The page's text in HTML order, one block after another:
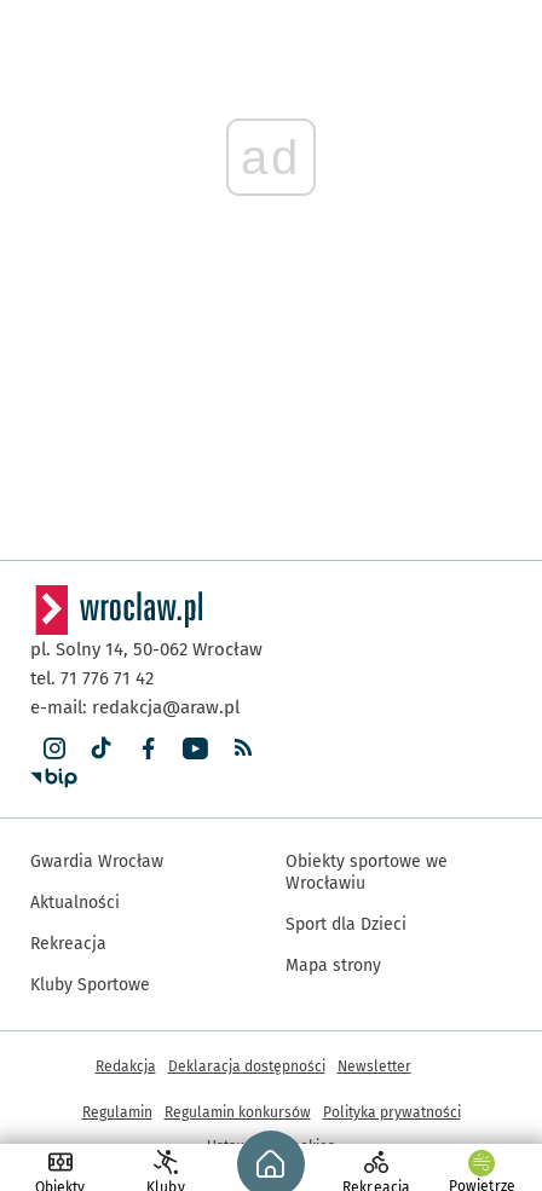
ad
Obiekty Kluby
Strona główna - wroclaw.pl
Rekreacja Powietrze
pl. Solny 14, 50-062 Wrocław
tel. 71 776 71 42
e-mail: redakcja@araw.pl
Gwardia Wrocław
Aktualności
Rekreacja
Kluby Sportowe
Obiekty sportowe we
Wrocławiu
Sport dla Dzieci
Mapa strony
Inne informacje
Redakcja Deklaracja dostępności Newsletter
Regulamin Regulamin konkursów
Polityka prywatności
Ustawienia cookies